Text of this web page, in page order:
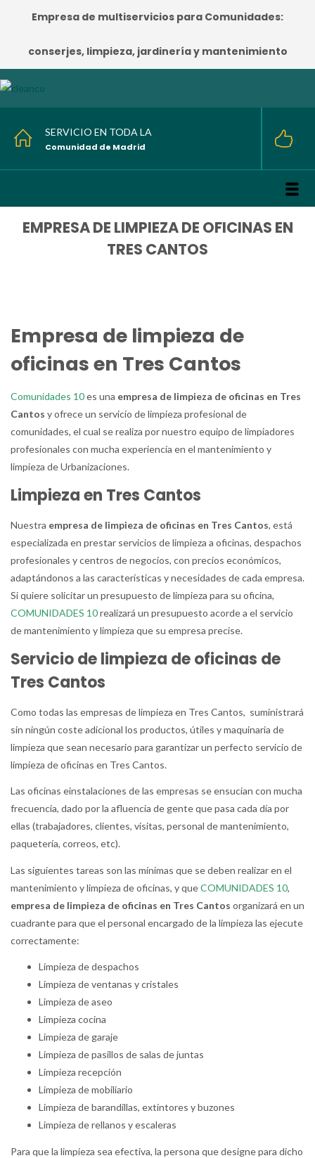
Empresa de multiservicios para Comunidades:
conserjes, limpieza, jardinería y mantenimiento
SERVICIO EN TODA LA
Comunidad de Madrid
EMPRESA DE LIMPIEZA DE OFICINAS EN
TRES CANTOS
Empresa de limpieza de
oficinas en Tres Cantos
Comunidades 10es una empresa de limpieza de oficinas en Tres
Cantos y ofrece un servicio de limpieza profesional de
comunidades, el cual se realiza por nuestro equipo de limpiadores
profesionales con mucha experiencia en el mantenimiento y
limpieza de Urbanizaciones.
Limpieza en Tres Cantos
Nuestra empresa de limpieza de oficinas en Tres Cantos, está
especializada en prestar servicios de limpieza a oficinas, despachos
profesionales y centros de negocios, con precios económicos,
adaptándonos a las características y necesidades de cada empresa.
Si quiere solicitar un presupuesto de limpieza para su oficina,
COMUNIDADES 10realizará un presupuesto acorde a el servicio
de mantenimiento y limpieza que su empresa precise.
Servicio de limpieza de oficinas de
Tres Cantos
Como todas las empresas de limpieza en Tres Cantos, suministrará
sin ningún coste adicional los productos, útiles y maquinaria de
limpieza que sean necesario para garantizar un perfecto servicio de
limpieza de oficinas en Tres Cantos.
Las oficinas einstalaciones de las empresas se ensucian con mucha
frecuencia, dado por la afluencia de gente que pasa cada día por
ellas (trabajadores, clientes, visitas, personal de mantenimiento,
paquetería, correos, etc).
Las siguientes tareas son las mínimas que se deben realizar en el
mantenimiento y limpieza de oficinas, y queCOMUNIDADES 10,
empresa de limpieza de oficinas en Tres Cantos organizará en un
cuadrante para que el personal encargado de la limpieza las ejecute
correctamente:
Limpieza de despachos
Limpieza de ventanas y cristales
Limpieza de aseo
Limpieza cocina
Limpieza de garaje
Limpieza de pasillos de salas de juntas
Limpieza recepción
Limpieza de mobiliario
Limpieza de barandillas, extintores y buzones
Limpieza de rellanos y escaleras
Para que la limpieza sea efectiva, la persona que designe para dicho